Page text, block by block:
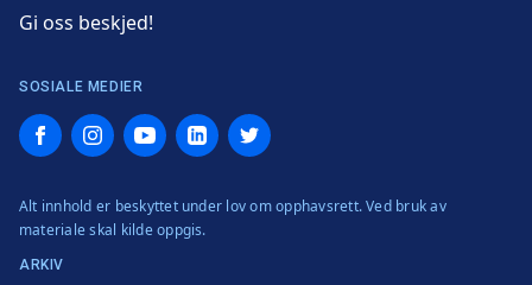
Gi oss beskjed!
SOSIALE MEDIER
FacebookInstagramYouTubeLinkedInTwitter
Alt innhold er beskyttet under lov om opphavsrett. Ved bruk av
materiale skal kilde oppgis.
ARKIV